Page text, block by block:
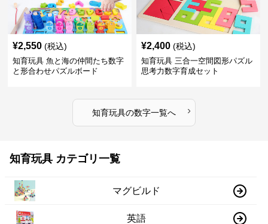
¥2,550 (税込)
知育玩具 魚と海の仲間たち数字
と形合わせパズルボード
¥2,400 (税込)
知育玩具 三合一空間図形パズル
思考力数字育成セット
知育玩具の数字一覧へ ›
知育玩具 カテゴリ一覧
マグビルド
英語